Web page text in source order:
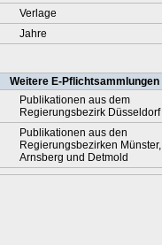
Verlage
Jahre
Weitere E-Pflichtsammlungen
Publikationen aus dem
Regierungsbezirk Düsseldorf
Publikationen aus den
Regierungsbezirken Münster,
Arnsberg und Detmold